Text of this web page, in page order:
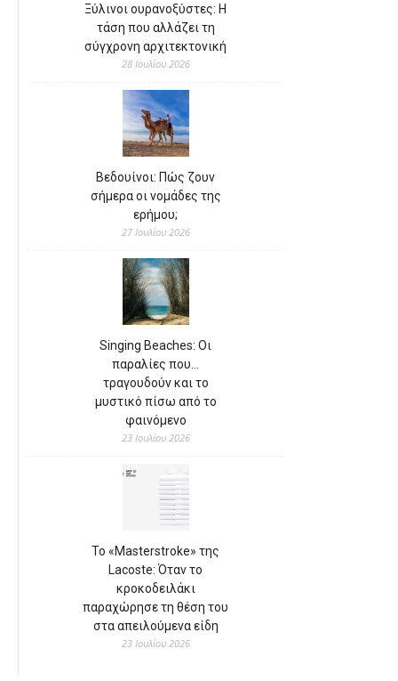
Ξύλινοι ουρανοξύστες: Η
τάση που αλλάζει τη
σύγχρονη αρχιτεκτονική
28 Ιουλίου 2026
Βεδουίνοι: Πώς ζουν
σήμερα οι νομάδες της
ερήμου;
27 Ιουλίου 2026
Singing Beaches: Οι
παραλίες που…
τραγουδούν και το
μυστικό πίσω από το
φαινόμενο
23 Ιουλίου 2026
Το «Masterstroke» της
Lacoste: Όταν το
κροκοδειλάκι
παραχώρησε τη θέση του
στα απειλούμενα είδη
23 Ιουλίου 2026